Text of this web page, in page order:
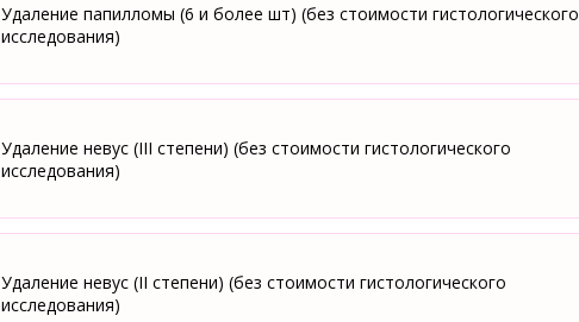
Удаление папилломы (6 и более шт) (без стоимости гистологического
исследования)
Удаление невус (III степени) (без стоимости гистологического
исследования)
Удаление невус (II степени) (без стоимости гистологического
исследования)